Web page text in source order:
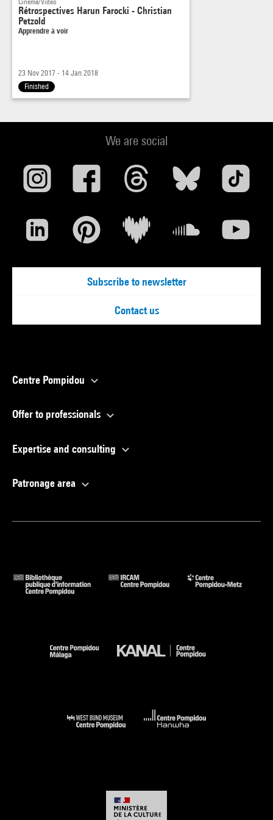
Rétrospectives Harun Farocki - Christian
Petzold
Apprendre à voir
23 Nov 2017 - 14 Jan 2018
Finished
We are social
Subscribe to newsletter
Contact us
Centre Pompidou
Offer to professionals
Expertise and consulting
Patronage area